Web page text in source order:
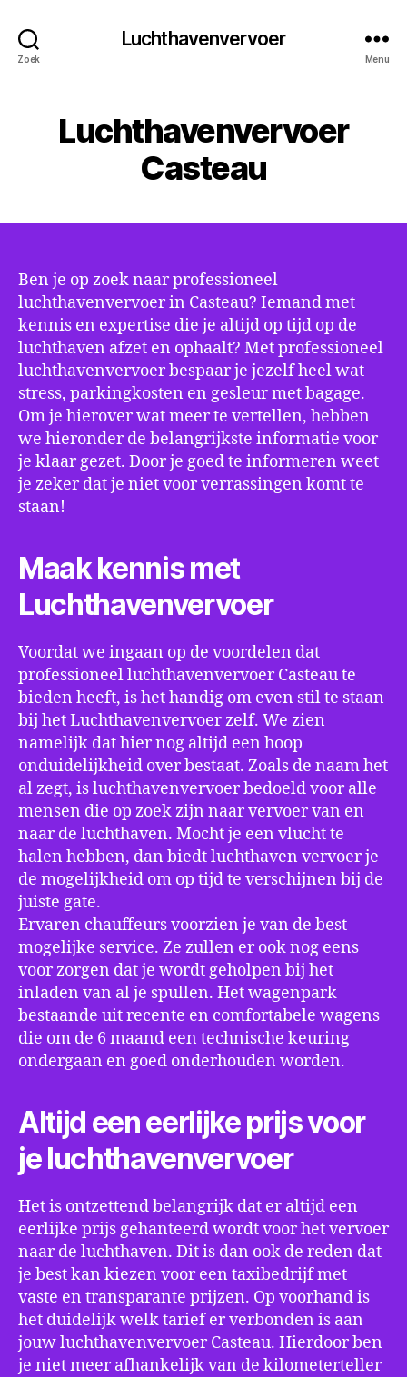
Zoek
Luchthavenvervoer
Menu
Luchthavenvervoer
Casteau
Ben je op zoek naar professioneel
luchthavenvervoer in Casteau? Iemand met
kennis en expertise die je altijd op tijd op de
luchthaven afzet en ophaalt? Met professioneel
luchthavenvervoer bespaar je jezelf heel wat
stress, parkingkosten en gesleur met bagage.
Om je hierover wat meer te vertellen, hebben
we hieronder de belangrijkste informatie voor
je klaar gezet. Door je goed te informeren weet
je zeker dat je niet voor verrassingen komt te
staan!
Maak kennis met
Luchthavenvervoer
Voordat we ingaan op de voordelen dat
professioneel luchthavenvervoer Casteau te
bieden heeft, is het handig om even stil te staan
bij het Luchthavenvervoer zelf. We zien
namelijk dat hier nog altijd een hoop
onduidelijkheid over bestaat. Zoals de naam het
al zegt, is luchthavenvervoer bedoeld voor alle
mensen die op zoek zijn naar vervoer van en
naar de luchthaven. Mocht je een vlucht te
halen hebben, dan biedt luchthaven vervoer je
de mogelijkheid om op tijd te verschijnen bij de
juiste gate.
Ervaren chauffeurs voorzien je van de best
mogelijke service. Ze zullen er ook nog eens
voor zorgen dat je wordt geholpen bij het
inladen van al je spullen. Het wagenpark
bestaande uit recente en comfortabele wagens
die om de 6 maand een technische keuring
ondergaan en goed onderhouden worden.
Altijd een eerlijke prijs voor
je luchthavenvervoer
Het is ontzettend belangrijk dat er altijd een
eerlijke prijs gehanteerd wordt voor het vervoer
naar de luchthaven. Dit is dan ook de reden dat
je best kan kiezen voor een taxibedrijf met
vaste en transparante prijzen. Op voorhand is
het duidelijk welk tarief er verbonden is aan
jouw luchthavenvervoer Casteau. Hierdoor ben
je niet meer afhankelijk van de kilometerteller